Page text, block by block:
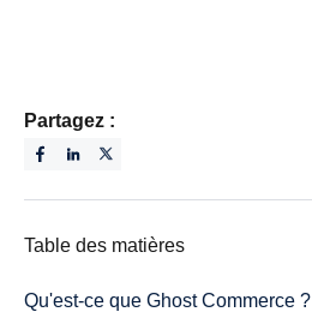
Partagez :
Table des matières
Qu'est-ce que Ghost Commerce ?